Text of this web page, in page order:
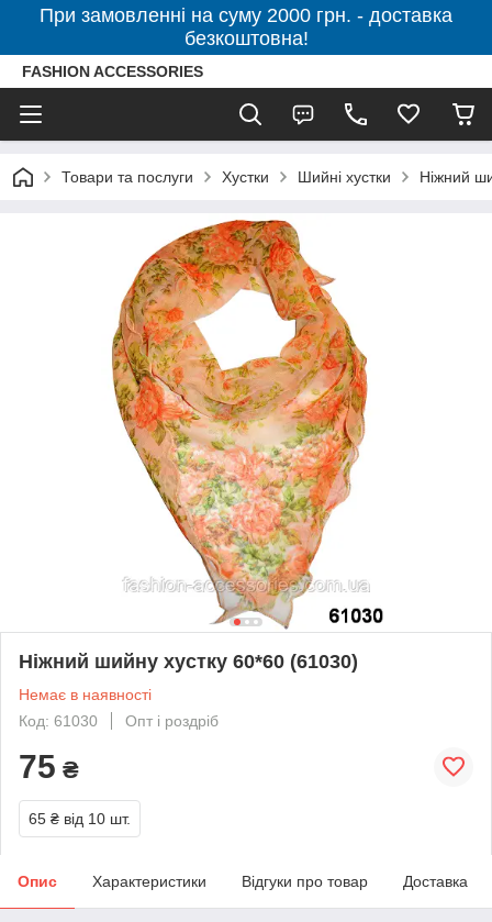
При замовленні на суму 2000 грн. - доставка
безкоштовна!
FASHION ACCESSORIES
Товари та послуги Хустки Шийні хустки Ніжний
Ніжний шийну хустку 60*60 (61030)
Немає в наявності
Код: 61030
Опт і роздріб
75 ₴
65 ₴ від 10 шт.
Опис Характеристики Відгуки про товар Доставка